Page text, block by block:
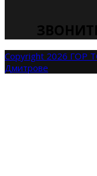
Copyright 2026 ГОР
Дмитрове